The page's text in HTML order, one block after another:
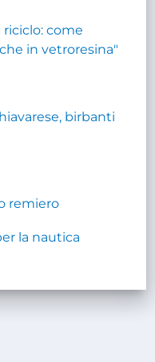
riciclo: come
in vetroresina"
birbanti
remiero
la nautica